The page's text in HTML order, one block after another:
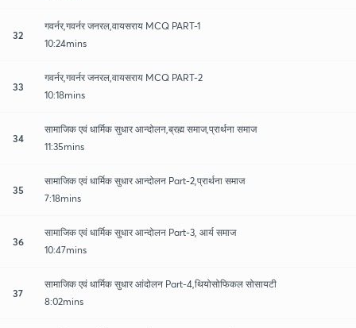
32
गवर्नर,गवर्नर जनरल,वायसराय MCQ PART-1
10:24mins
33
गवर्नर,गवर्नर जनरल,वायसराय MCQ PART-2
10:18mins
34
सामाजिक एवं धार्मिक सुधार आन्दोलन,ब्रह्म समाज,प्रार्थना समाज
11:35mins
35
सामाजिक एवं धार्मिक सुधार आन्दोलन Part-2,प्रार्थना समाज
7:18mins
36
सामाजिक एवं धार्मिक सुधार आन्दोलन Part-3, आर्य समाज
10:47mins
37
सामाजिक एवं धार्मिक सुधार आंदोलन Part-4,थियोसोफिकल सोसायटी
8:02mins